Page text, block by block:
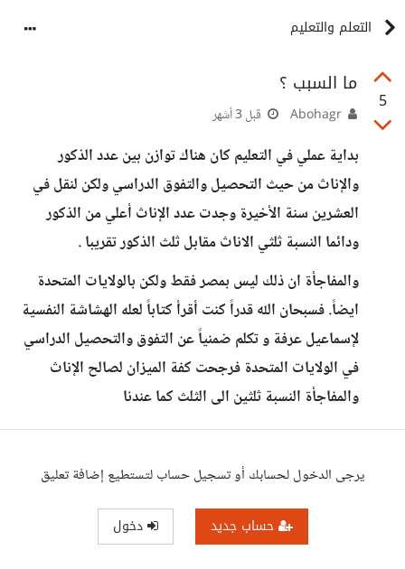
التعلم والتعليم
5
ما السبب ؟
قبل 3 أشهر
بداية عملي في التعليم كان هناك توازن بين عدد الذكور
والإناث من حيث التحصيل والتفوق الدراسي ولكن لنقل في
العشرين سنة الأخيرة وجدت عدد الإناث أعلي من الذكور
ودائما النسبة ثلثي الاناث مقابل ثلث الذكور تقريبا .
والمفاجأة ان ذلك ليس بمصر فقط ولكن بالولايات المتحدة
ايضاً. فسبحان الله قدراً كنت أقرأ كتاباً لعله الهشاشة النفسية
لإسماعيل عرفة و تكلم ضمنياً عن التفوق والتحصيل الدراسي
في الولايات المتحدة فرجحت كفة الميزان لصالح الإناث
والمفاجأة النسبة ثلثين الى الثلث كما عندنا
يرجى الدخول لحسابك أو تسجيل حساب لتستطيع إضافة تعليق
حساب جديد دخول